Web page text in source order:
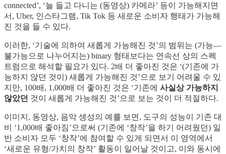
connected’, ‘늘 들고 다니는 (동영상) 카메라’ 등이 가능해지면
서, Uber, 인스타그램, Tik Tok 등 새로운 소비자 행태가 가능해
진 것을 들 수 있다.
이러한, ‘기술에 의하여 새롭게 가능해진 것’의 범위는 (가능—
불가능으로 나누어지는) binary 형태보다는 연속선 상의 스펙
트럼으로 해석할 필요가 있다. 2배 더 좋아진 것은 ‘(기존에 가
능하지 않던 것이) 새롭게 가능해진 것’으로 보기 어려울 수 있
지만, 100배, 1,000배 더 좋아진 것은 ‘기존에 사실상 가능하지
않았던 것이 새롭게 가능해진 것’으로 보는 것이 더 적절하다.
이미지, 동영상, 음악 생성의 예를 보면, 도구의 성능이 기존 대
비 ‘1,000배 좋아짐’으로써 (기존에 ‘창작’을 하기 어려웠던) 일
반 소비자 모두 ‘창작’에 참여할 수 있게 되면서 이 영역에서
‘새로운 유형/가치의 창작’ 활동이 일어날 것이고, 이와 동시에